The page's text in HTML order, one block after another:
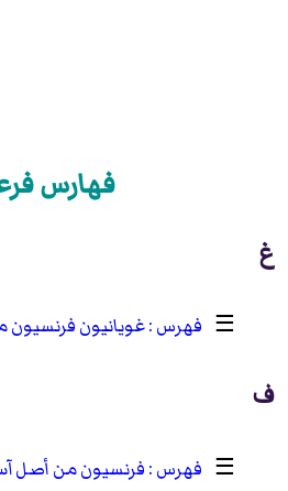
فهارس
غ
☰ غويانيون
ف
☰
فرنسيون من أصل